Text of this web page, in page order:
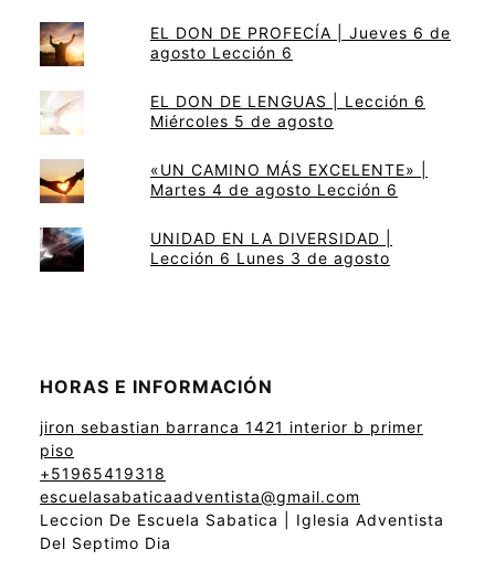
EL DON DE PROFECÍA | Jueves 6 de
agosto Lección 6
EL DON DE LENGUAS | Lección 6
Miércoles 5 de agosto
«UN CAMINO MÁS EXCELENTE» |
Martes 4 de agosto Lección 6
UNIDAD EN LA DIVERSIDAD |
Lección 6 Lunes 3 de agosto
HORAS E INFORMACIÓN
jiron sebastian barranca 1421 interior b primer
piso
+51965419318
escuelasabaticaadventista@gmail.com
Leccion De Escuela Sabatica | Iglesia Adventista
Del Septimo Dia